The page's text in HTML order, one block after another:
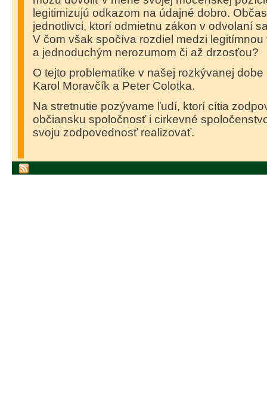
legitimizujú odkazom na údajné dobro.
jednotlivci, ktorí odmietnu zákon v odvolaní
V čom však spočíva rozdiel medzi
a jednoduchým nerozumom či až drzosťou?
O tejto problematike v našej rozkývanej dobe
Karol Moravčík a Peter Colotka.
Na stretnutie pozývame ľudí, ktorí cítia
občiansku spoločnosť i cirkevné
svoju zodpovednosť realizovať.